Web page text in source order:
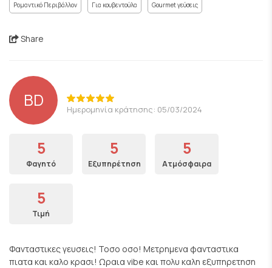
Ρομαντικό Περιβάλλον Για κουβεντούλα Gourmet γεύσεις
Share
BD Ημερομηνία κράτησης: 05/03/2024
5
Φαγητό
5
Εξυπηρέτηση
5
Ατμόσφαιρα
5
Τιμή
Φανταστικες γευσεις! Τοσο οσο! Μετρημενα φανταστικα
πιατα και καλο κρασι! Ωραια vibe και πολυ καλη εξυπηρετηση